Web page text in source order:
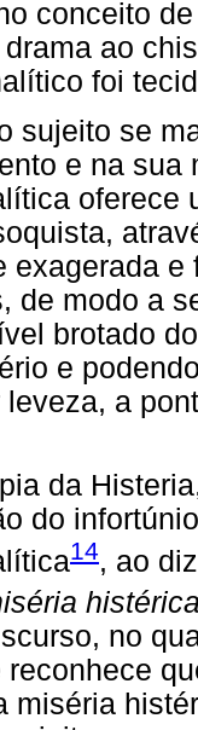
conceito
ao
foi
sujeito se
e na sua
oferece
exagerada
de modo a
brotado
e
a
da
do
14, ao
no
miséria